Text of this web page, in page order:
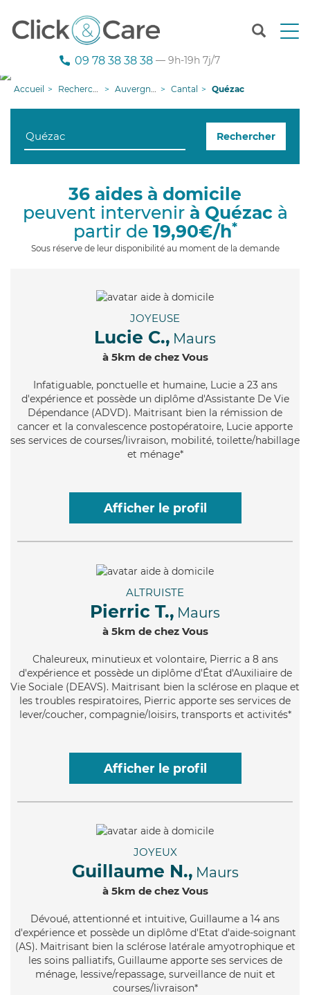
T
n
g
09 78 38 38 38 — 9h-19h 7j/7
Accueil Recherche aide à domicile Auvergne-Rhône-Alpes Cantal Quézac
Rechercher
36 aides à domicile
peuvent intervenir à Quézacà
partir de 19,90€/h*
Sous réserve de leur disponibilité au moment de la demande
JOYEUSE
Lucie C., Maurs
à 5km de chez Vous
Infatiguable, ponctuelle et humaine, Lucie a 23 ans
d'expérience et possède un diplôme d'Assistante De Vie
Dépendance (ADVD). Maitrisant bien la rémission de
cancer et la convalescence postopératoire, Lucie apporte
ses services de courses/livraison, mobilité, toilette/habillage
et ménage*
Afficher le profil
ALTRUISTE
Pierric T., Maurs
à 5km de chez Vous
Chaleureux, minutieux et volontaire, Pierric a 8 ans
d'expérience et possède un diplôme d'État d'Auxiliaire de
Vie Sociale (DEAVS). Maitrisant bien la sclérose en plaque et
les troubles respiratoires, Pierric apporte ses services de
lever/coucher, compagnie/loisirs, transports et activités*
Afficher le profil
JOYEUX
Guillaume N., Maurs
à 5km de chez Vous
Dévoué, attentionné et intuitive, Guillaume a 14 ans
d'expérience et possède un diplôme d'Etat d'aide-soignant
(AS). Maitrisant bien la sclérose latérale amyotrophique et
les soins palliatifs, Guillaume apporte ses services de
ménage, lessive/repassage, surveillance de nuit et
courses/livraison*